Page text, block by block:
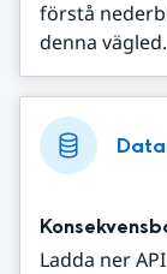
förstå
denna
Data
Ladda ner